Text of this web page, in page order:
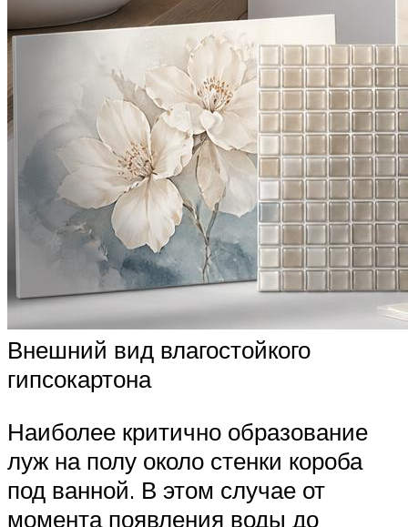
Внешний вид влагостойкого
гипсокартона
Наиболее критично образование
луж на полу около стенки короба
под ванной. В этом случае от
момента появления воды до